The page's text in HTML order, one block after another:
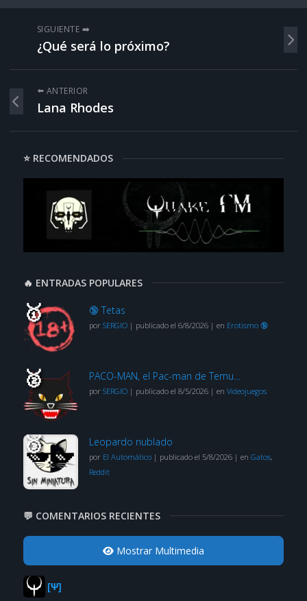
SIGUIENTE ➡️
¿Qué será lo próximo?
⬅️ ANTERIOR
Lana Rhodes
⭐ RECOMENDADOS
🔥 ENTRADAS POPULARES
🔞 Tetas
por SERGIO| publicado el 6/8/2026| en Erotismo 🔞
PACO-MAN, el Pac-man de Temu…
por SERGIO| publicado el 8/5/2026| en Videojuegos
Leopardo nublado
por El Automático| publicado el 5/8/2026| en Gatos,
Reddit
💬 COMENTARIOS RECIENTES
Mostrar Multimedia
[Ψ]